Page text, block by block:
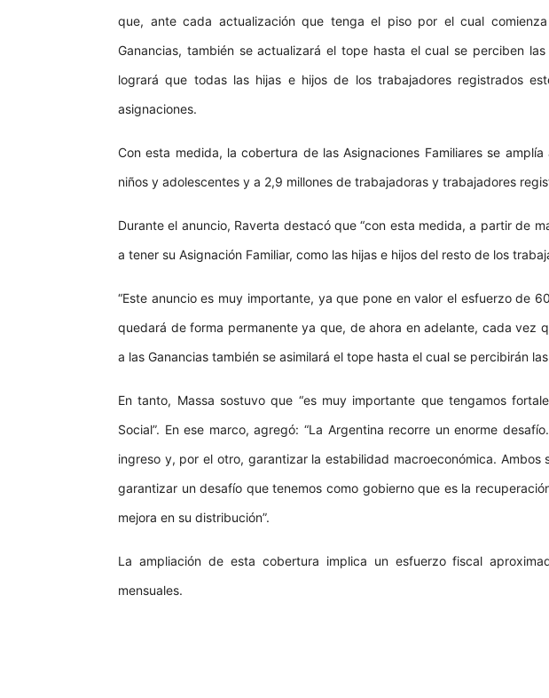
que, ante cada actualización que tenga el piso por el cual
Ganancias, también se actualizará el tope hasta el cual se perciben las
logrará que todas las hijas e hijos de los trabajadores registrados
asignaciones.
Con esta medida, la cobertura de las Asignaciones Familiares se
niños y adolescentes y a 2,9 millones de trabajadoras y trabajadores
Durante el anuncio, Raverta destacó que “con esta medida, a partir de
a tener su Asignación Familiar, como las hijas e hijos del resto de los
“Este anuncio es muy importante, ya que pone en valor el esfuerzo de
quedará de forma permanente ya que, de ahora en adelante, cada vez
a las Ganancias también se asimilará el tope hasta el cual se percibirán las
En tanto, Massa sostuvo que “es muy importante que tengamos
Social”. En ese marco, agregó: “La Argentina recorre un enorme
ingreso y, por el otro, garantizar la estabilidad macroeconómica. Ambos
garantizar un desafío que tenemos como gobierno que es la
mejora en su distribución”.
La ampliación de esta cobertura implica un esfuerzo fiscal
mensuales.